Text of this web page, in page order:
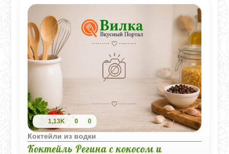
1,13K 0 0
Коктейли из водки
Коктейль Регина с кокосом и